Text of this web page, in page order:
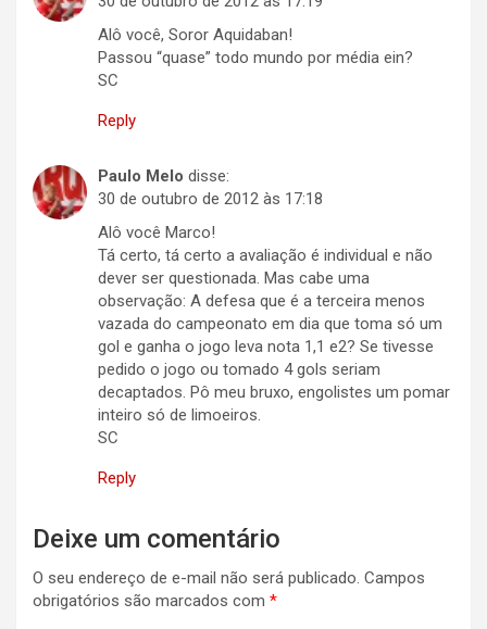
Alô você, Soror Aquidaban!
Passou “quase” todo mundo por média ein?
SC
Reply
Paulo Melo disse:
30 de outubro de 2012 às 17:18
Alô você Marco!
Tá certo, tá certo a avaliação é individual e não
dever ser questionada. Mas cabe uma
observação: A defesa que é a terceira menos
vazada do campeonato em dia que toma só um
gol e ganha o jogo leva nota 1,1 e2? Se tivesse
pedido o jogo ou tomado 4 gols seriam
decaptados. Pô meu bruxo, engolistes um pomar
inteiro só de limoeiros.
SC
Reply
Deixe um comentário
O seu endereço de e-mail não será publicado. Campos
obrigatórios são marcados com *